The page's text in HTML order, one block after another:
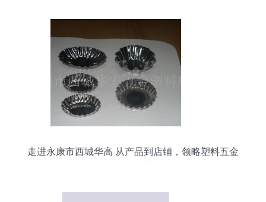
走进永康市西城华高 从产品到店铺，领略塑料五金